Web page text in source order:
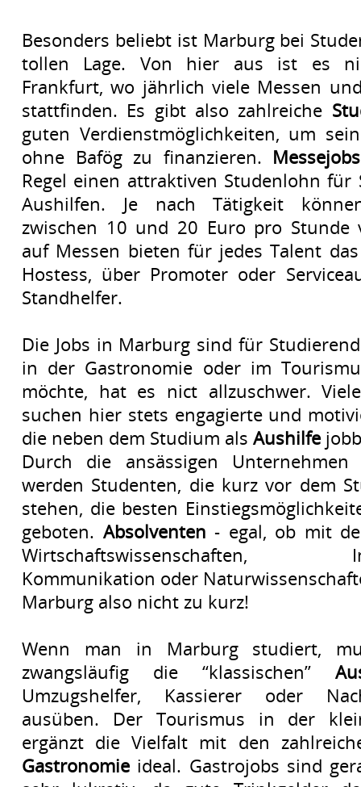
Besonders beliebt ist Marburg bei
tollen Lage. Von hier aus ist es
Frankfurt, wo jährlich viele Messen
stattfinden. Es gibt also zahlreiche
guten Verdienstmöglichkeiten, um
ohne Bafög zu finanzieren. Messejobs
Regel einen attraktiven Studenlohn für
Aushilfen. Je nach Tätigkeit
zwischen 10 und 20 Euro pro Stunde
auf Messen bieten für jedes Talent das
Hostess, über Promoter oder
Standhelfer.
Die Jobs in Marburg sind für
in der Gastronomie oder im
möchte, hat es nict allzuschwer.
suchen hier stets engagierte und
die neben dem Studium als Aushilfe
Durch die ansässigen
werden Studenten, die kurz vor dem
stehen, die besten
geboten. Absolventen - egal, ob mit
Wirtschaftswissenschaften,
Kommunikation oder
Marburg also nicht zu kurz!
Wenn man in Marburg studiert,
zwangsläufig die “klassischen”
Umzugshelfer, Kassierer oder
ausüben. Der Tourismus in der
ergänzt die Vielfalt mit den
Gastronomie ideal. Gastrojobs sind